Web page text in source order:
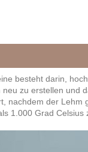
besteht darin,
zu erstellen und
nachdem der Lehm
1.000 Grad Celsius